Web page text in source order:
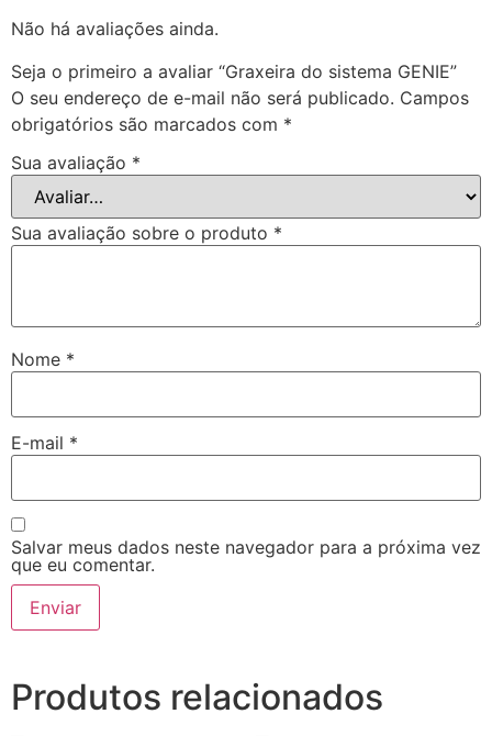
Não há avaliações ainda.
Seja o primeiro a avaliar “Graxeira do sistema GENIE”
O seu endereço de e-mail não será publicado. Campos
obrigatórios são marcados com *
Sua avaliação *
Sua avaliação sobre o produto *
Nome *
E-mail *
Salvar meus dados neste navegador para a próxima vez
que eu comentar.
Produtos relacionados